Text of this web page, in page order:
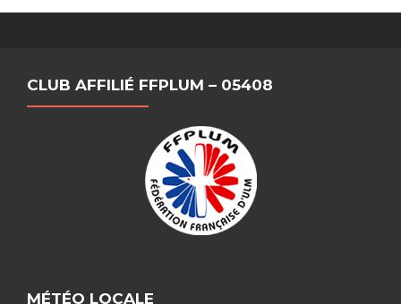
CLUB AFFILIÉ FFPLUM – 05408
MÉTÉO LOCALE